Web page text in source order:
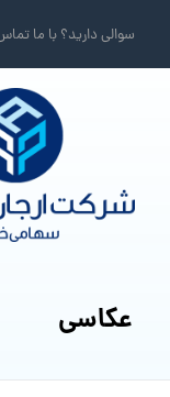
سوالی دارید؟ با ما
عکاسی